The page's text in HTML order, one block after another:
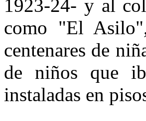
1923-24- y al
como "El
centenares de
de niños que
instaladas en